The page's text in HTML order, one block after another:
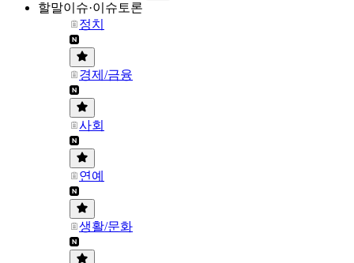
할말이슈·이슈토론
정치
경제/금융
사회
연예
생활/문화